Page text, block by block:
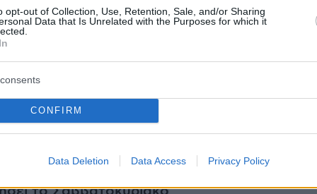
opt-out of Collection, Use, Retention, Sale, and/or Sharing
Data that Is Unrelated with the Purposes for which it
CONFIRM
Data Deletion Data Access Privacy Policy
με κινητοποιήσεις, τα δικαιώματά τους». Η
Ρώμης απαντά, όμως, ότι τα μέχρι τώρα
και καθυστερούν την δυνατότητα
του καιρού στα δυτικά από αύριο